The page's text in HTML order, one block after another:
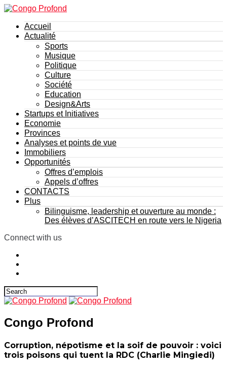
Accueil
Actualité
Sports
Musique
Politique
Culture
Société
Education
Design&Arts
Startups et Initiatives
Economie
Provinces
Analyses et points de vue
Immobiliers
Opportunités
Offres d’emplois
Appels d’offres
CONTACTS
Plus
Bilinguisme, leadership et ouverture au monde :
Des élèves d’ASCITECH en route vers le Nigeria
Connect with us
Congo Profond
Corruption, népotisme et la soif de pouvoir : voici
trois poisons qui tuent la RDC (Charlie Mingiedi)